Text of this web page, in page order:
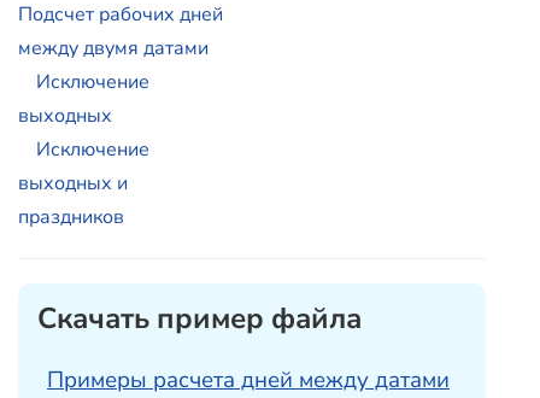
Подсчет рабочих дней
между двумя датами
Исключение
выходных
Исключение
выходных и
праздников
Скачать пример файла
Примеры расчета дней между датами